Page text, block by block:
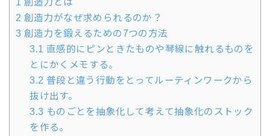
1 創造力とは
2 創造力がなぜ求められるのか？
3 創造力を鍛えるための7つの方法
3.1 直感的にピンときたものや琴線に触れるものを
とにかくメモする。
3.2 普段と違う行動をとってルーティンワークから
抜け出す。
3.3 ものごとを抽象化して考えて抽象化のストック
を作る。